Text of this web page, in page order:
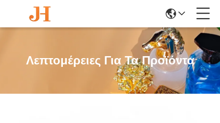
Λεπτομέρειες Για Τα Προϊόντα